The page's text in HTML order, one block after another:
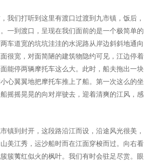
我们打听到这里有渡口过渡到九市镇，饭后，
一到渡口，呈现在我们面前的是一个极简单的
车道宽的坑坑洼洼的水泥路从岸边斜斜地通向
很宽，对面简陋的建筑物隐约可见，江边停着
能停两辆摩托车这么大。此时，船夫拖出一块
心翼翼地把摩托车推上了船。第一次这么的坐
摇摇晃晃的向对岸驶去，迎着清爽的江风，感
镇到封开，这段路沿江而设，沿途风光很美，
美江秀，运沙船时而在江面穿梭而过。向右看
簇荑红似火的枫叶。我们有时会驻足尽赏。眼